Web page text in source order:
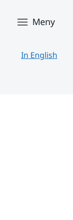
Meny
In English